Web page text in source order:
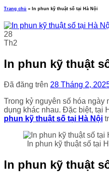
Trang chủ » In phun kỹ thuật số tại Hà Nội
28
Th2
In phun kỹ thuật
Đã đăng trên 28 Tháng 2,
Trong kỷ nguyên số hóa
dụng khác nhau. Đặc biệt, tại
phun kỹ thuật số tại Hà Nội
In phun kỹ thuật số tại
In phun kỹ thuật